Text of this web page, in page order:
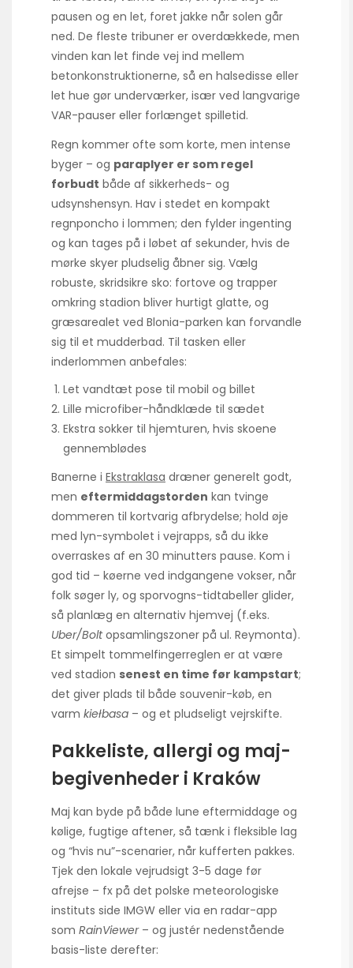
pausen og en let, foret jakke når solen går
ned. De fleste tribuner er overdækkede, men
vinden kan let finde vej ind mellem
betonkonstruktionerne, så en halsedisse eller
let hue gør underværker, især ved langvarige
VAR-pauser eller forlænget spilletid.
Regn kommer ofte som korte, men intense
byger – og paraplyer er som regel
forbudt både af sikkerheds- og
udsynshensyn. Hav i stedet en kompakt
regnponcho i lommen; den fylder ingenting
og kan tages på i løbet af sekunder, hvis de
mørke skyer pludselig åbner sig. Vælg
robuste, skridsikre sko: fortove og trapper
omkring stadion bliver hurtigt glatte, og
græsarealet ved Blonia-parken kan forvandle
sig til et mudderbad. Til tasken eller
inderlommen anbefales:
Let vandtæt pose til mobil og billet
Lille microfiber-håndklæde til sædet
Ekstra sokker til hjemturen, hvis skoene
gennemblødes
Banerne i Ekstraklasa dræner generelt godt,
men eftermiddagstorden kan tvinge
dommeren til kortvarig afbrydelse; hold øje
med lyn-symbolet i vejrapps, så du ikke
overraskes af en 30 minutters pause. Kom i
god tid – køerne ved indgangene vokser, når
folk søger ly, og sporvogns-tidtabeller glider,
så planlæg en alternativ hjemvej (f.eks.
Uber/Boltopsamlingszoner på ul. Reymonta).
Et simpelt tommelfinger­reglen er at være
ved stadion senest en time før kampstart;
det giver plads til både souvenir-køb, en
varm kiełbasa – og et pludseligt vejrskifte.
Pakkeliste, allergi og maj-
begivenheder i Kraków
Maj kan byde på både lune eftermiddage og
kølige, fugtige aftener, så tænk i fleksible lag
og “hvis nu”-scenarier, når kufferten pakkes.
Tjek den lokale vejrudsigt 3-5 dage før
afrejse – fx på det polske meteorologiske
instituts side IMGW eller via en radar-app
som RainViewer– og justér nedenstående
basis-liste derefter: